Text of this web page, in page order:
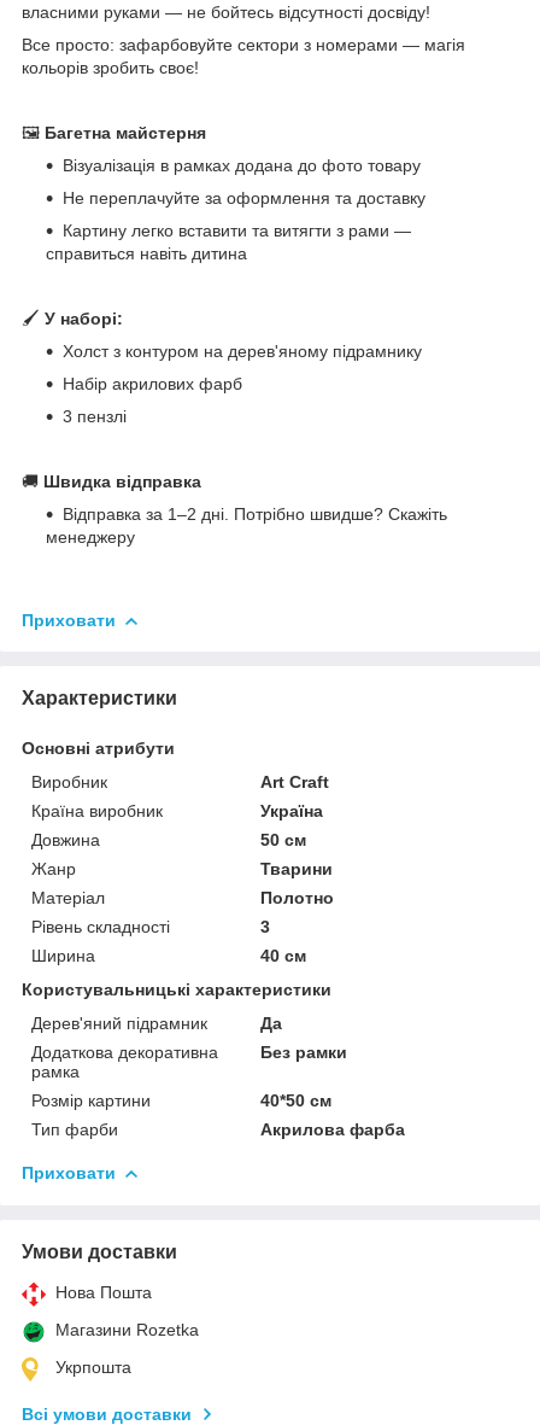
власними руками — не бойтесь відсутності досвіду!
Все просто: зафарбовуйте сектори з номерами — магія
кольорів зробить своє!
🖼 Багетна майстерня
Візуалізація в рамках додана до фото товару
Не переплачуйте за оформлення та доставку
Картину легко вставити та витягти з рами —
справиться навіть дитина
🖌 У наборі:
Холст з контуром на дерев'яному підрамнику
Набір акрилових фарб
3 пензлі
🚚 Швидка відправка
Відправка за 1–2 дні. Потрібно швидше? Скажіть
менеджеру
Приховати
Характеристики
Основні атрибути
Виробник
Art Craft
Країна виробник
Україна
Довжина
50 см
Жанр
Тварини
Матеріал
Полотно
Рівень складності
3
Ширина
40 см
Користувальницькі характеристики
Дерев'яний підрамник
Да
Додаткова декоративна
рамка
Без рамки
Розмір картини
40*50 см
Тип фарби
Акрилова фарба
Приховати
Умови доставки
Нова Пошта
Магазини Rozetka
Укрпошта
Всі умови доставки